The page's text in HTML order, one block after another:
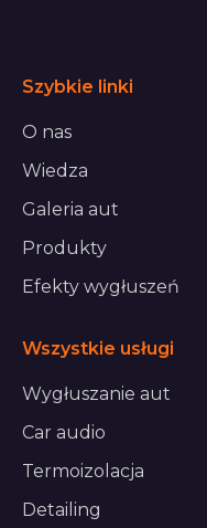
Szybkie linki
O nas
Wiedza
Galeria aut
Produkty
Efekty wygłuszeń
Wszystkie usługi
Wygłuszanie aut
Car audio
Termoizolacja
Detailing